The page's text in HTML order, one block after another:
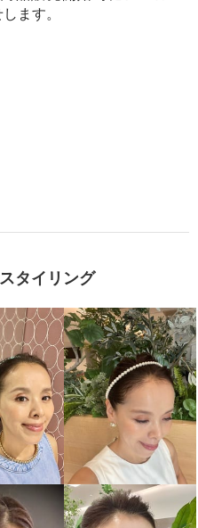
ます。
タイリング